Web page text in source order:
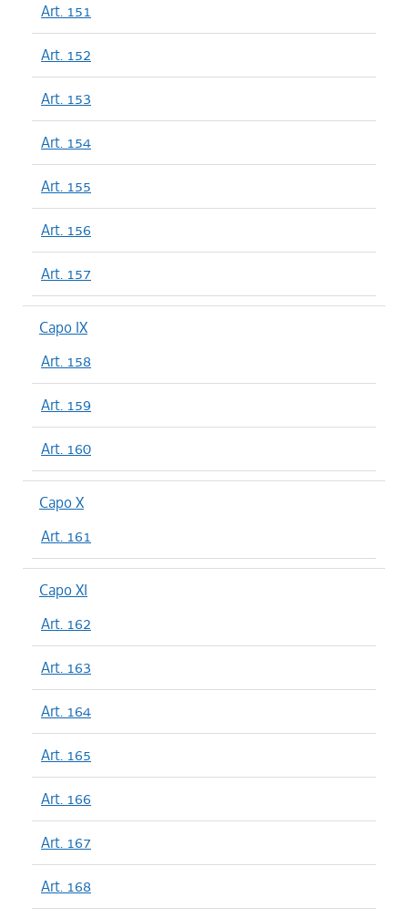
Art. 151
Art. 152
Art. 153
Art. 154
Art. 155
Art. 156
Art. 157
Capo IX
Art. 158
Art. 159
Art. 160
Capo X
Art. 161
Capo XI
Art. 162
Art. 163
Art. 164
Art. 165
Art. 166
Art. 167
Art. 168